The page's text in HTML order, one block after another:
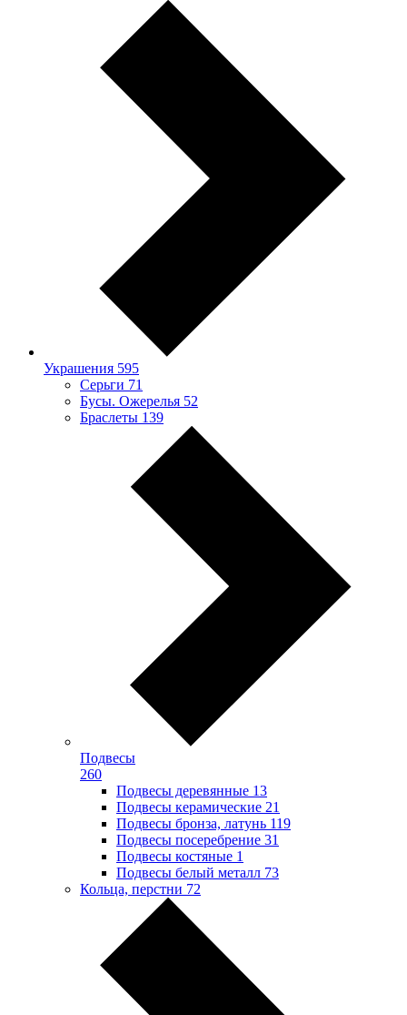
Украшения 595
Серьги 71
Бусы. Ожерелья 52
Браслеты 139
Подвесы
260
Подвесы деревянные 13
Подвесы керамические 21
Подвесы бронза, латунь 119
Подвесы посеребрение 31
Подвесы костяные 1
Подвесы белый металл 73
Кольца, перстни 72